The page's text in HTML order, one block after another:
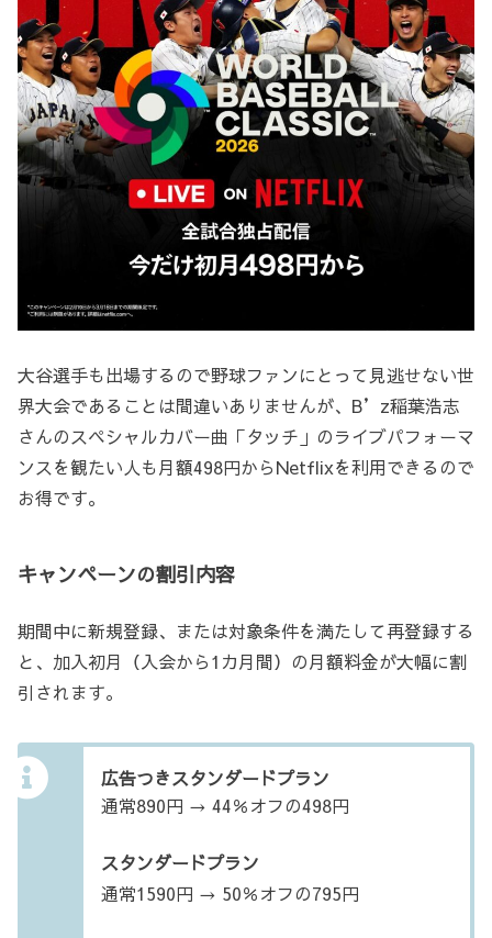
大谷選手も出場するので野球ファンにとって見逃せない世
界大会であることは間違いありませんが、B’z稲葉浩志
さんのスペシャルカバー曲「タッチ」のライブパフォーマ
ンスを観たい人も月額498円からNetflixを利用できるので
お得です。
キャンペーンの割引内容
期間中に新規登録、または対象条件を満たして再登録する
と、加入初月（入会から1カ月間）の月額料金が大幅に割
引されます。
広告つきスタンダードプラン
通常890円 → 44％オフの498円
スタンダードプラン
通常1590円 → 50％オフの795円